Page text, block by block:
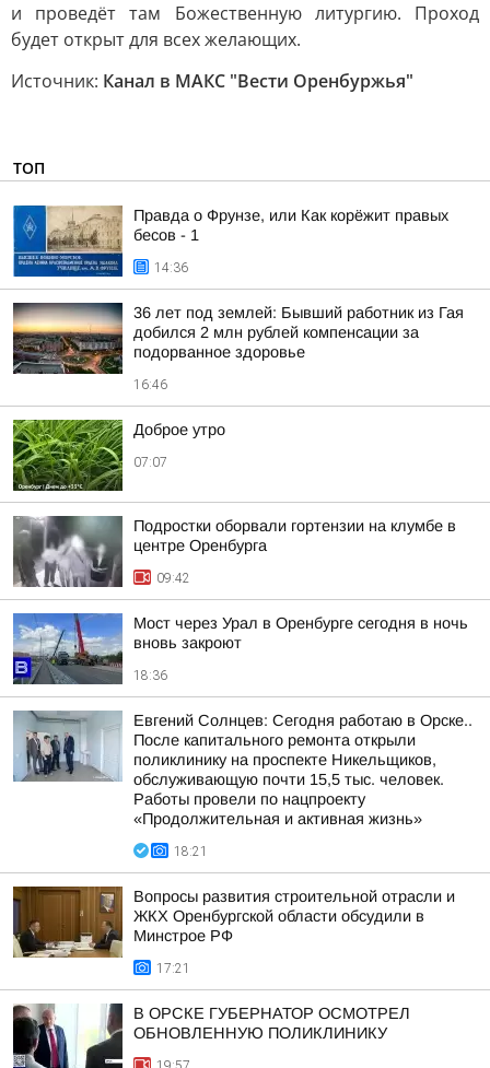
и проведёт там Божественную литургию. Проход
будет открыт для всех желающих.
Источник: Канал в МАКС "Вести Оренбуржья"
ТОП
Правда о Фрунзе, или Как корёжит правых
бесов - 1
14:36
36 лет под землей: Бывший работник из Гая
добился 2 млн рублей компенсации за
подорванное здоровье
16:46
Доброе утро
07:07
Подростки оборвали гортензии на клумбе в
центре Оренбурга
09:42
Мост через Урал в Оренбурге сегодня в ночь
вновь закроют
18:36
Евгений Солнцев: Сегодня работаю в Орске..
После капитального ремонта открыли
поликлинику на проспекте Никельщиков,
обслуживающую почти 15,5 тыс. человек.
Работы провели по нацпроекту
«Продолжительная и активная жизнь»
18:21
Вопросы развития строительной отрасли и
ЖКХ Оренбургской области обсудили в
Минстрое РФ
17:21
В ОРСКЕ ГУБЕРНАТОР ОСМОТРЕЛ
ОБНОВЛЕННУЮ ПОЛИКЛИНИКУ